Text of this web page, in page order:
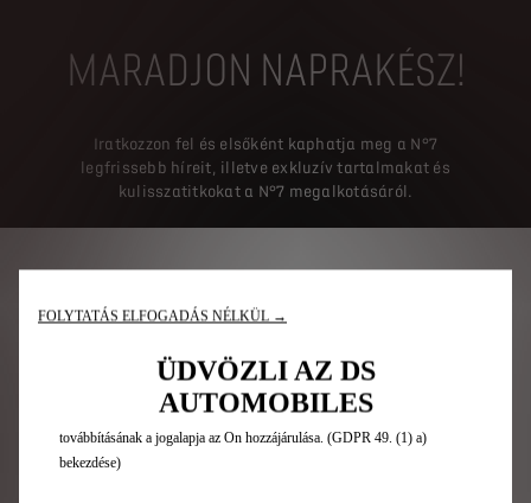
MARADJON NAPRAKÉSZ!
Iratkozzon fel és elsőként kaphatja meg a N°7
legfrissebb híreit, illetve exkluzív tartalmakat és
kulisszatitkokat a N°7 megalkotásáról.
FOLYTATÁS ELFOGADÁS NÉLKÜL →
ÜDVÖZLI AZ DS
AUTOMOBILES
Sütiket (cookie-kat) használunk annak érdekében, hogy a legjobb
felhasználói élményt tudjuk biztosítani Önnek a weboldalon. A sütik
szolgáltatásaink fejlesztésében. Weboldalunk szintén használhatja harmadik
olyan, az Európai Gazdasági Közösségen (EGT) kívüli országban
kapott megfelelőségi határozattal. Ebben az esetben az adatok
továbbításának a jogalapja az Ön hozzájárulása. (GDPR 49. (1) a)
bekezdése)